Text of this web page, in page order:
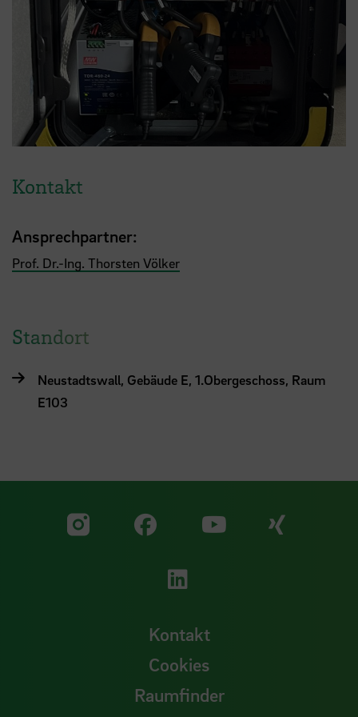
Kontakt
Ansprechpartner:
Prof. Dr.-Ing. Thorsten Völker
Standort
Neustadtswall, Gebäude E, 1.Obergeschoss, Raum
E103
Zu unserer Facebook
Zu
Zu unserer
Kontakt
Cookies
Raumfinder